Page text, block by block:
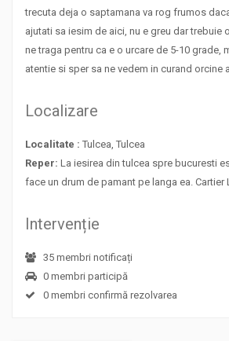
trecuta deja o saptamana va rog frumos
ajutati sa iesim de aici, nu e greu dar trebuie
ne traga pentru ca e o urcare de 5-10 grade,
atentie si sper sa ne vedem in curand orcine
Localizare
Localitate : Tulcea, Tulcea
Reper: La iesirea din tulcea spre bucuresti
face un drum de pamant pe langa ea. Cartier
Intervenție
35 membri notificați
0 membri participă
0 membri confirmă rezolvarea